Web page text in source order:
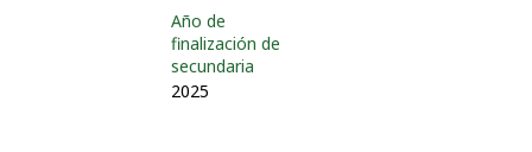
Año de
finalización de
secundaria
2025